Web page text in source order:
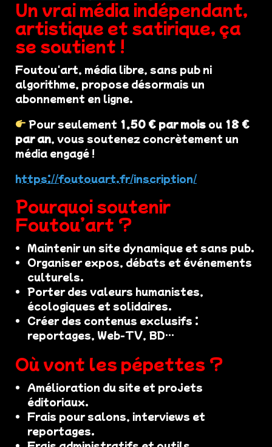
Un vrai média indépendant,
artistique et satirique, ça
se soutient !
Foutou'art, média libre, sans pub ni
algorithme, propose désormais un
abonnement en ligne.
Pour seulement 1,50 € par mois ou 18 €
par an, vous soutenez concrètement un
média engagé !
https://foutouart.fr/inscription/
Pourquoi soutenir
Foutou’art ?
Maintenir un site dynamique et sans pub.
Organiser expos, débats et événements
culturels.
Porter des valeurs humanistes,
écologiques et solidaires.
Créer des contenus exclusifs :
reportages, Web-TV, BD…
Où vont les pépettes ?
Amélioration du site et projets
éditoriaux.
Frais pour salons, interviews et
reportages.